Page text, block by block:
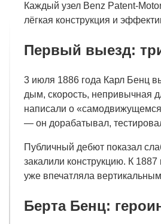
Каждый узел Benz Patent-
лёгкая конструкция и
Первый выезд:
3 июля 1886 года Карл Бенц
дым, скорость, непривычная
написали о
— он дорабатывал,
Публичный дебют показал
закалили конструкцию. К
уже впечатляла
Берта Бенц: